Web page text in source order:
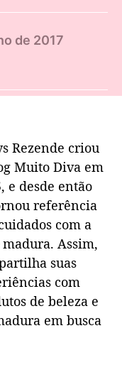
de 2017
Rezende criou
Muito Diva em
e desde então
referência
com a
Assim,
suas
com
de beleza e
em busca